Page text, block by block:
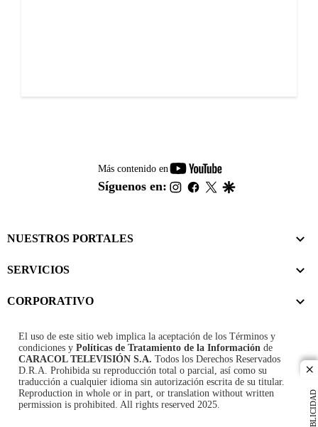
PUBLICIDAD
Más contenido en
youtube-
footer
Síguenos en: instagram
facebook
twitter
NUESTROS PORTALES
SERVICIOS
CORPORATIVO
El uso de este sitio web implica la aceptación de los Términos y
condiciones y Políticas de Tratamiento de la Información de
CARACOL TELEVISIÓN S.A. Todos los Derechos Reservados
D.R.A. Prohibida su reproducción total o parcial, así como su
traducción a cualquier idioma sin autorización escrita de su titular.
Reproduction in whole or in part, or translation without written
permission is prohibited. All rights reserved 2025.